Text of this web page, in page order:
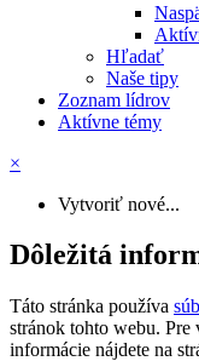
Hľadať
Naše tipy
Zoznam lídrov
Aktívne témy
×
Vytvoriť nové...
Dôležitá
Táto stránka používa
stránok tohto webu.
informácie nájdete na